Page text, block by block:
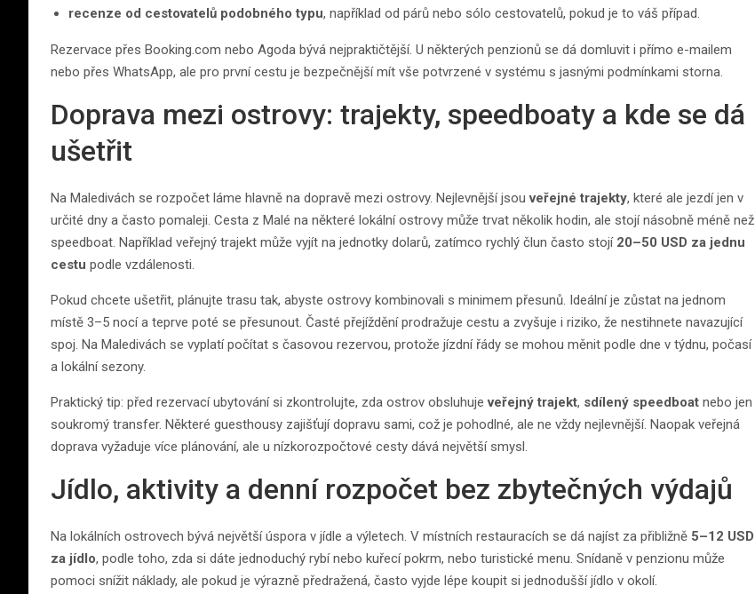
recenze od cestovatelů podobného typu, například od párů nebo sólo cestovatelů, pokud je to váš případ.
Rezervace přes Booking.com nebo Agoda bývá nejpraktičtější. U některých penzionů se dá domluvit i přímo e-mailem
nebo přes WhatsApp, ale pro první cestu je bezpečnější mít vše potvrzené v systému s jasnými podmínkami storna.
Doprava mezi ostrovy: trajekty, speedboaty a kde se dá
ušetřit
Na Maledivách se rozpočet láme hlavně na dopravě mezi ostrovy. Nejlevnější jsouveřejné trajekty, které ale jezdí jen v
určité dny a často pomaleji. Cesta z Malé na některé lokální ostrovy může trvat několik hodin, ale stojí násobně méně než
speedboat. Například veřejný trajekt může vyjít na jednotky dolarů, zatímco rychlý člun často stojí 20–50 USD za jednu
cestu podle vzdálenosti.
Pokud chcete ušetřit, plánujte trasu tak, abyste ostrovy kombinovali s minimem přesunů. Ideální je zůstat na jednom
místě 3–5 nocí a teprve poté se přesunout. Časté přejíždění prodražuje cestu a zvyšuje i riziko, že nestihnete navazující
spoj. Na Maledivách se vyplatí počítat s časovou rezervou, protože jízdní řády se mohou měnit podle dne v týdnu, počasí
a lokální sezony.
Praktický tip: před rezervací ubytování si zkontrolujte, zda ostrov obsluhujeveřejný trajekt, sdílený speedboat nebo jen
soukromý transfer. Některé guesthousy zajišťují dopravu sami, což je pohodlné, ale ne vždy nejlevnější. Naopak veřejná
doprava vyžaduje více plánování, ale u nízkorozpočtové cesty dává největší smysl.
Jídlo, aktivity a denní rozpočet bez zbytečných výdajů
Na lokálních ostrovech bývá největší úspora v jídle a výletech. V místních restauracích se dá najíst za přibližně 5–12 USD
za jídlo, podle toho, zda si dáte jednoduchý rybí nebo kuřecí pokrm, nebo turistické menu. Snídaně v penzionu může
pomoci snížit náklady, ale pokud je výrazně předražená, často vyjde lépe koupit si jednodušší jídlo v okolí.